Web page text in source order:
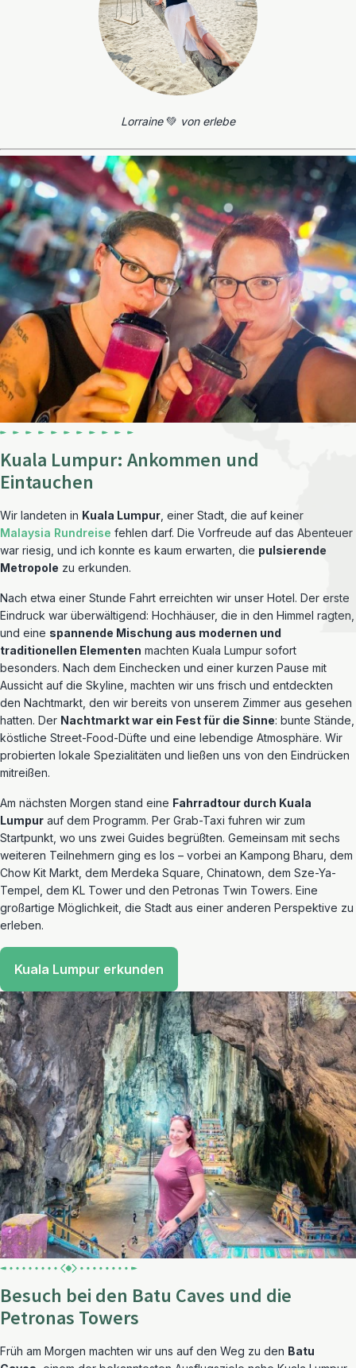
Lorraine💚 von erlebe
Kuala Lumpur: Ankommen und
Eintauchen
Wir landeten in Kuala Lumpur , einer Stadt, die auf keiner
Malaysia Rundreise fehlen darf. Die Vorfreude auf das Abenteuer
war riesig, und ich konnte es kaum erwarten, die pulsierende
Metropole zu erkunden.
Nach etwa einer Stunde Fahrt erreichten wir unser Hotel. Der erste
Eindruck war überwältigend: Hochhäuser, die in den Himmel ragten,
und eine spannende Mischung aus modernen und
traditionellen Elementen machten Kuala Lumpur sofort
besonders. Nach dem Einchecken und einer kurzen Pause mit
Aussicht auf die Skyline, machten wir uns frisch und entdeckten
den Nachtmarkt, den wir bereits von unserem Zimmer aus gesehen
hatten. Der Nachtmarkt war ein Fest für die Sinne: bunte Stände,
köstliche Street-Food-Düfte und eine lebendige Atmosphäre. Wir
probierten lokale Spezialitäten und ließen uns von den Eindrücken
mitreißen.
Am nächsten Morgen stand eine Fahrradtour durch Kuala
Lumpur auf dem Programm. Per Grab-Taxi fuhren wir zum
Startpunkt, wo uns zwei Guides begrüßten. Gemeinsam mit sechs
weiteren Teilnehmern ging es los – vorbei an Kampong Bharu, dem
Chow Kit Markt, dem Merdeka Square, Chinatown, dem Sze-Ya-
Tempel, dem KL Tower und den Petronas Twin Towers. Eine
großartige Möglichkeit, die Stadt aus einer anderen Perspektive zu
erleben.
Kuala Lumpur erkunden
Besuch bei den Batu Caves und die
Petronas Towers
Früh am Morgen machten wir uns auf den Weg zu den Batu